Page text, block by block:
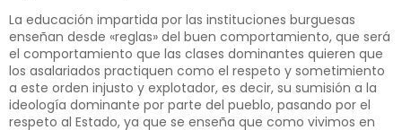
La educación impartida por las instituciones burguesas
enseñan desde «reglas» del buen comportamiento, que será
el comportamiento que las clases dominantes quieren que
los asalariados practiquen como el respeto y sometimiento
a este orden injusto y explotador, es decir, su sumisión a la
ideología dominante por parte del pueblo, pasando por el
respeto al Estado, ya que se enseña que como vivimos en